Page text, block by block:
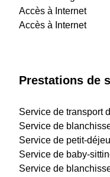
Accès à Internet
Accès à Internet
Prestations de
Service de transport
Service de
Service de petit-
Service de baby-
Service de